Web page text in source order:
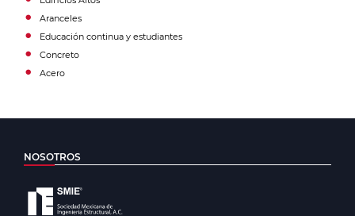
Aranceles
Educación continua y estudiantes
Concreto
Acero
NOSOTROS